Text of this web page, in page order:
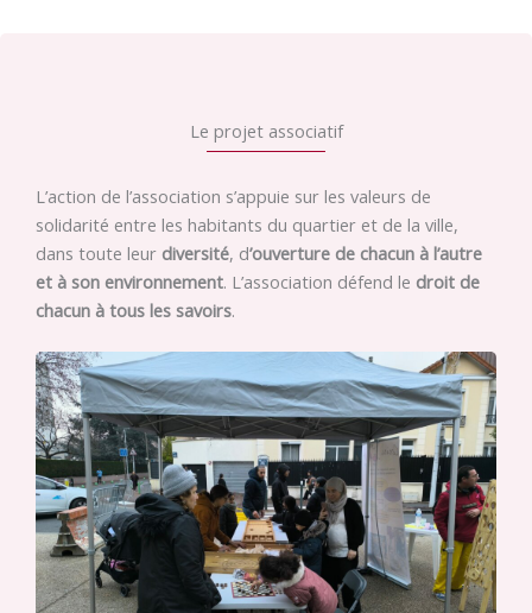
Le projet associatif
L’action de l’association s’appuie sur les valeurs de
solidarité entre les habitants du quartier et de la ville,
dans toute leur diversité, d’ouverture de chacun à l’autre
et à son environnement. L’association défend le droit de
chacun à tous les savoirs.